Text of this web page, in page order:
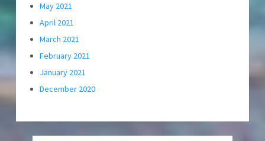
May 2021
April 2021
March 2021
February 2021
January 2021
December 2020